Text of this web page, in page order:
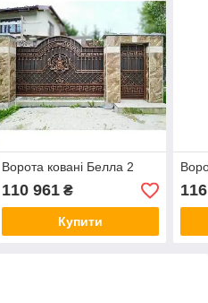
Ворота ковані Белла 2
110 961₴
Купити